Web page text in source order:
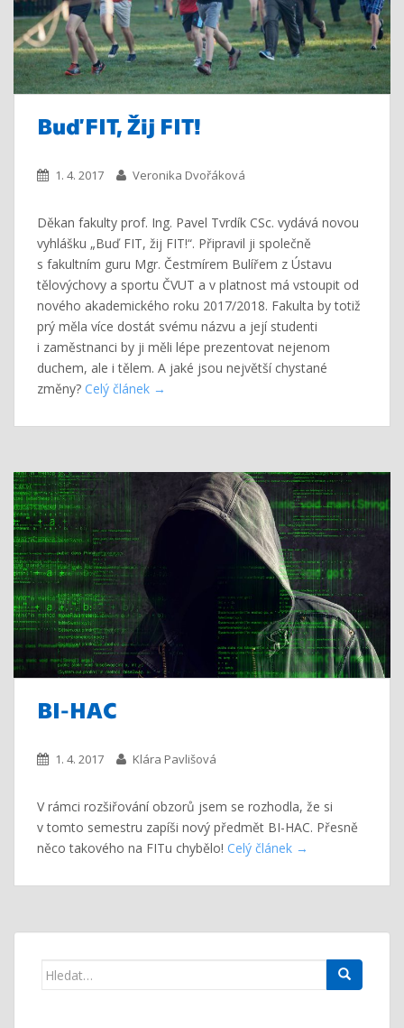
Buď FIT, Žij FIT!
1. 4. 2017 Veronika Dvořáková
Děkan fakulty prof. Ing. Pavel Tvrdík CSc. vydává novou
vyhlášku „Buď FIT, žij FIT!“. Připravil ji společně
s fakultním guru Mgr. Čestmírem Bulířem z Ústavu
tělovýchovy a sportu ČVUT a v platnost má vstoupit od
nového akademického roku 2017/2018. Fakulta by totiž
prý měla více dostát svému názvu a její studenti
i zaměstnanci by ji měli lépe prezentovat nejenom
duchem, ale i tělem. A jaké jsou největší chystané
změny? Celý článek
BI-HAC
1. 4. 2017 Klára Pavlišová
V rámci rozšiřování obzorů jsem se rozhodla, že si
v tomto semestru zapíši nový předmět BI-HAC. Přesně
něco takového na FITu chybělo! Celý článek
Search